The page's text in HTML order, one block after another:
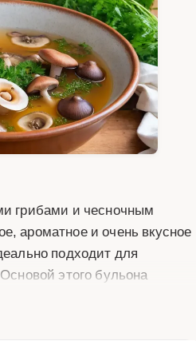
грибами и чесночным
ароматное и очень вкусное
подходит для
этого бульона
Чеснок и чесночное